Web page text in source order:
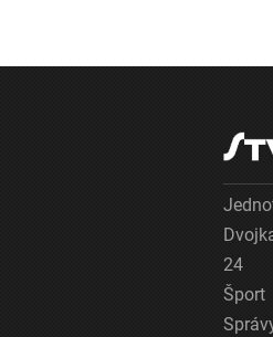
24
Šport